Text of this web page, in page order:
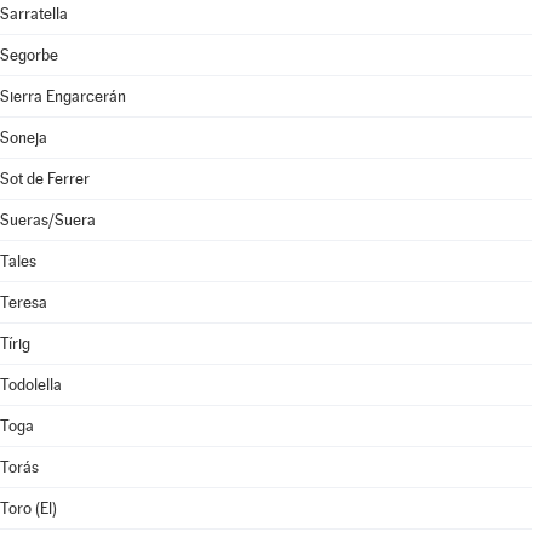
Sarratella
Segorbe
Sierra Engarcerán
Soneja
Sot de Ferrer
Sueras/Suera
Tales
Teresa
Tírig
Todolella
Toga
Torás
Toro (El)